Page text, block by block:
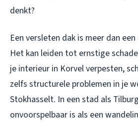
denkt?
Een versleten dak is meer dan
Het kan leiden tot ernstige
je interieur in Korvel verpesten,
zelfs structurele problemen in je
Stokhasselt. In een stad als
onvoorspelbaar is als een